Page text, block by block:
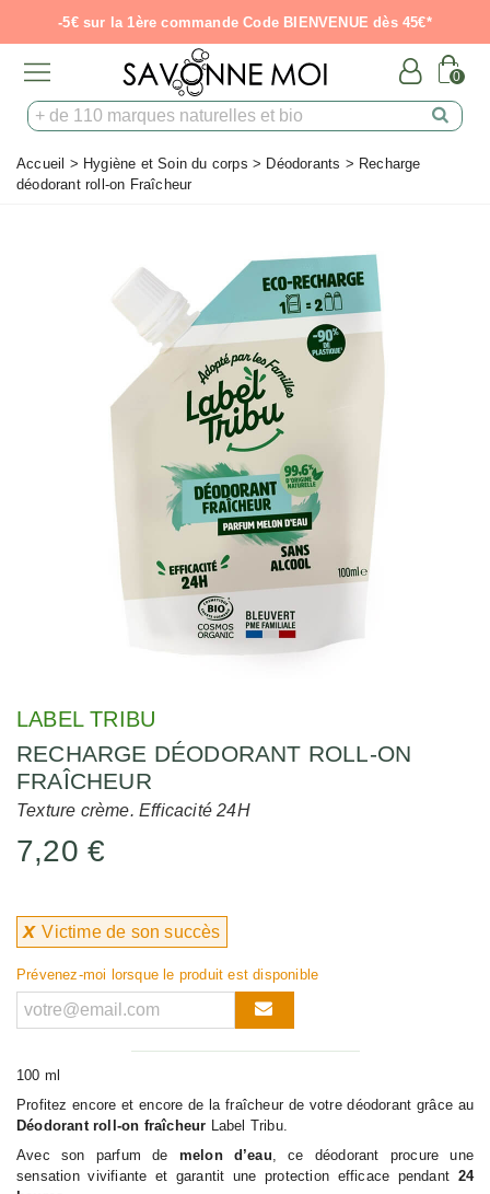
-5€ sur la 1ère commande Code BIENVENUE dès 45€*
0
Accueil > Hygiène et Soin du corps > Déodorants > Recharge
déodorant roll-on Fraîcheur
LABEL TRIBU
RECHARGE DÉODORANT ROLL-ON
FRAÎCHEUR
Texture crème. Efficacité 24H
7,20 €
xVictime de son succès
Prévenez-moi lorsque le produit est disponible
100 ml
Profitez encore et encore de la fraîcheur de votre déodorant grâce au
Déodorant roll-on fraîcheur Label Tribu.
Avec son parfum de melon d’eau , ce déodorant procure une
sensation vivifiante et garantit une protection efficace pendant 24